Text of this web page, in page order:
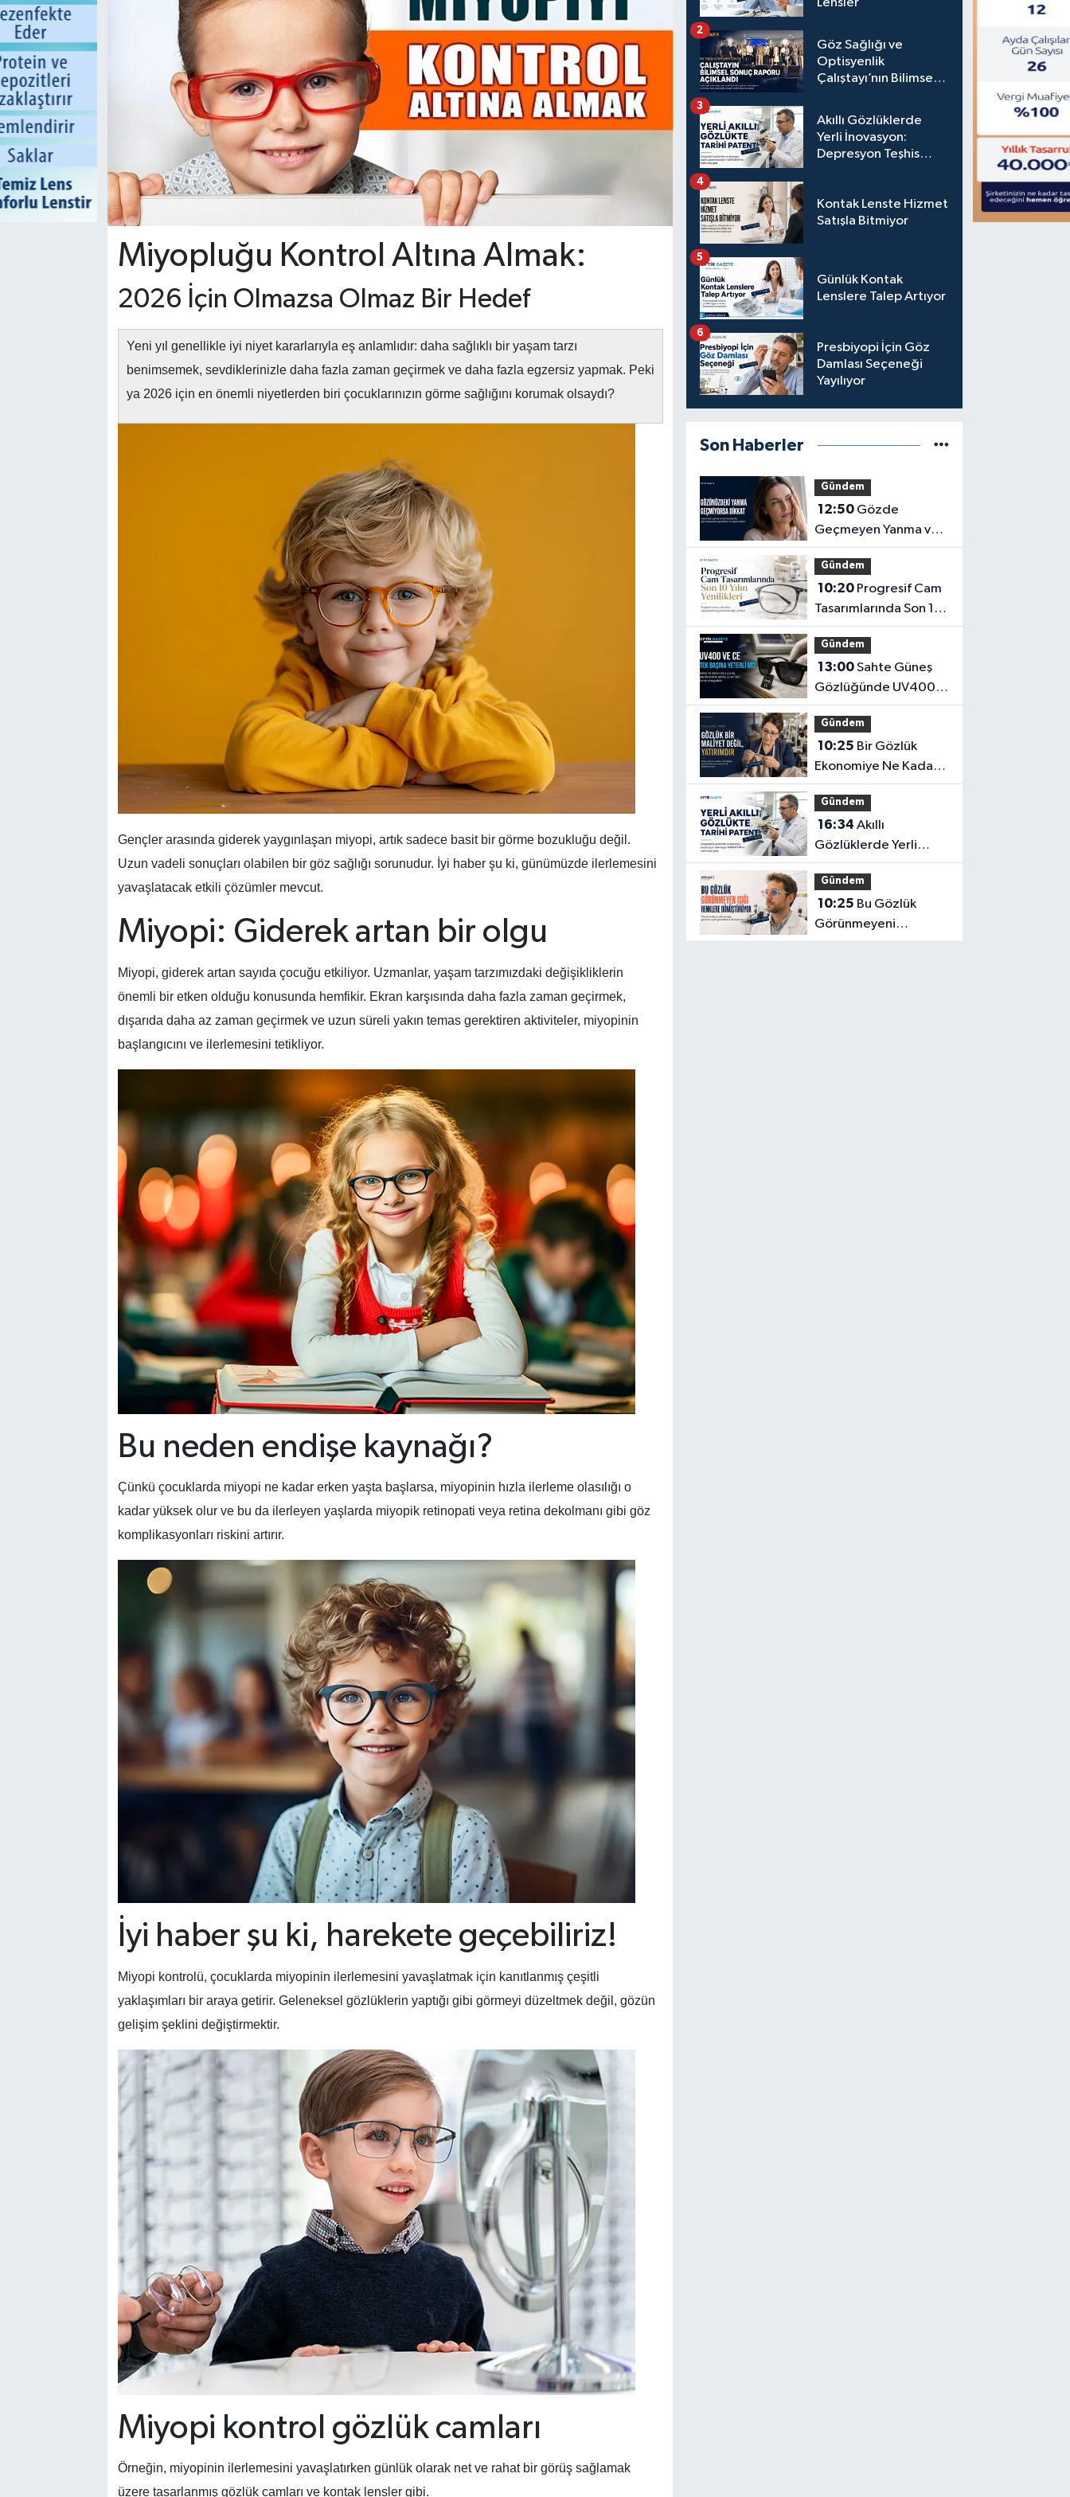
Miyopluğu Kontrol Altına Almak:
2026 İçin Olmazsa Olmaz Bir Hedef
Yeni yıl genellikle iyi niyet kararlarıyla eş anlamlıdır: daha sağlıklı bir yaşam tarzı
benimsemek, sevdiklerinizle daha fazla zaman geçirmek ve daha fazla egzersiz yapmak. Peki
ya 2026 için en önemli niyetlerden biri çocuklarınızın görme sağlığını korumak olsaydı?
Gençler arasında giderek yaygınlaşan miyopi, artık sadece basit bir görme bozukluğu değil.
Uzun vadeli sonuçları olabilen bir göz sağlığı sorunudur. İyi haber şu ki, günümüzde ilerlemesini
yavaşlatacak etkili çözümler mevcut.
Miyopi: Giderek artan bir olgu
Miyopi, giderek artan sayıda çocuğu etkiliyor. Uzmanlar, yaşam tarzımızdaki değişikliklerin
önemli bir etken olduğu konusunda hemfikir. Ekran karşısında daha fazla zaman geçirmek,
dışarıda daha az zaman geçirmek ve uzun süreli yakın temas gerektiren aktiviteler, miyopinin
başlangıcını ve ilerlemesini tetikliyor.
Bu neden endişe kaynağı?
Çünkü çocuklarda miyopi ne kadar erken yaşta başlarsa, miyopinin hızla ilerleme olasılığı o
kadar yüksek olur ve bu da ilerleyen yaşlarda miyopik retinopati veya retina dekolmanı gibi göz
komplikasyonları riskini artırır.
İyi haber şu ki, harekete geçebiliriz!
Miyopi kontrolü, çocuklarda miyopinin ilerlemesini yavaşlatmak için kanıtlanmış çeşitli
yaklaşımları bir araya getirir. Geleneksel gözlüklerin yaptığı gibi görmeyi düzeltmek değil, gözün
gelişim şeklini değiştirmektir.
Miyopi kontrol gözlük camları
Örneğin, miyopinin ilerlemesini yavaşlatırken günlük olarak net ve rahat bir görüş sağlamak
üzere tasarlanmış gözlük camları ve kontak lensler gibi.
Göz Sağlığı ve
Optisyenlik
Çalıştayı’nın Bilimsel
2
Akıllı Gözlüklerde
Yerli İnovasyon:
Depresyon Teşhis
3
Kontak Lenste Hizmet
Satışla Bitmiyor
4
Günlük Kontak
Lenslere Talep Artıyor
5
Presbiyopi İçin Göz
Damlası Seçeneği
Yayılıyor
6
Son Haberler
Gündem
12:50
Geçmeyen Yanma ve
Işık Hassasiyeti Hafife
Alınmamalı
Gündem
10:20
Tasarımlarında Son 10
Yılın Yenilikleri
Gündem
13:00Sahte Güneş
Gözlüğünde UV400
ve CE İbaresi Tek
Başına Yeterli mi?
Gündem
10:25
Ekonomiye Ne Kadar
Katkı Sağlayabilir?
Gündem
16:34 Akıllı
Gözlüklerde Yerli
İnovasyon: Depresyon
Teşhis Eden Gözlüğe
Türkpatent Onayı
Gündem
10:25
Görünmeyeni
Görüntüye